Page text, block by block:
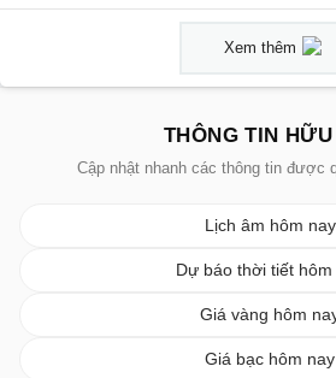
Xem thêm
THÔNG TIN
Cập nhật nhanh các thông tin được
Lịch âm hôm nay
Dự báo thời tiết hôm
Giá vàng hôm
Giá bạc hôm nay